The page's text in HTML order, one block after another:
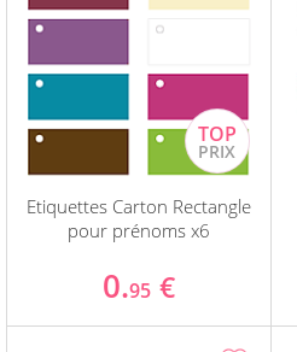
Etiquettes Carton Rectangle
pour prénoms x6
0.95 €